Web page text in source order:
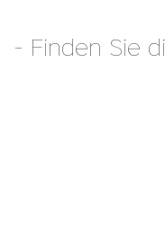
- Finden Sie